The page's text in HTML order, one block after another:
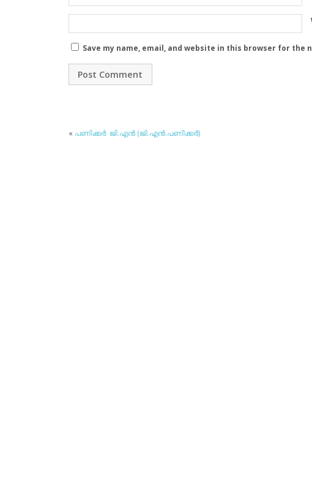
Save my name, email, and website in this browser for the
« പണിക്കര്‍ ജി.എന്‍ (ജി.എന്‍.പണിക്കര്‍)